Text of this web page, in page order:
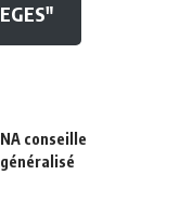
conseille